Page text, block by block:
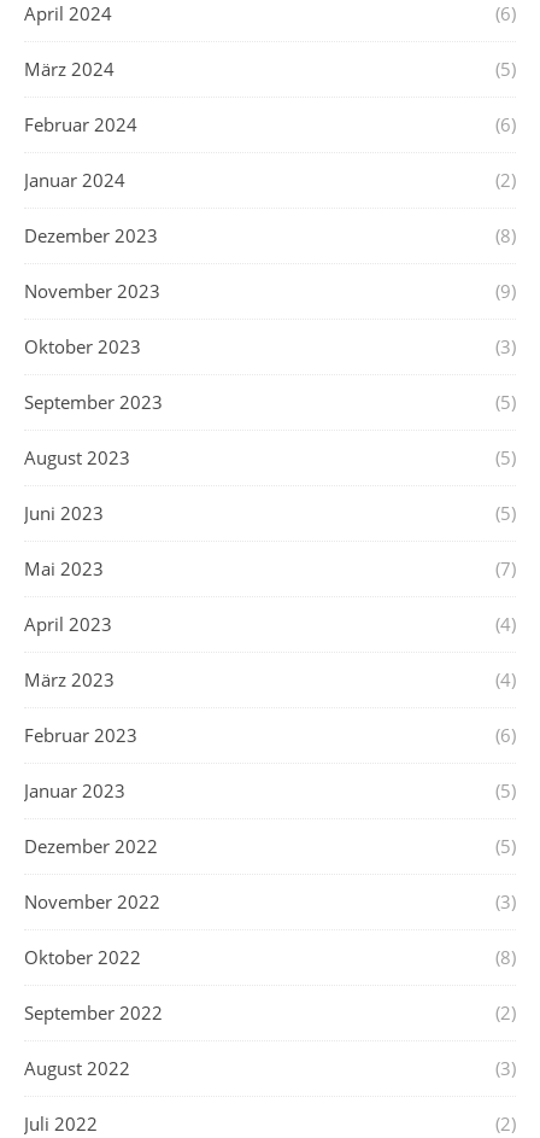
April 2024 (6)
März 2024 (5)
Februar 2024 (6)
Januar 2024 (2)
Dezember 2023 (8)
November 2023 (9)
Oktober 2023 (3)
September 2023 (5)
August 2023 (5)
Juni 2023 (5)
Mai 2023 (7)
April 2023 (4)
März 2023 (4)
Februar 2023 (6)
Januar 2023 (5)
Dezember 2022 (5)
November 2022 (3)
Oktober 2022 (8)
September 2022 (2)
August 2022 (3)
Juli 2022 (2)